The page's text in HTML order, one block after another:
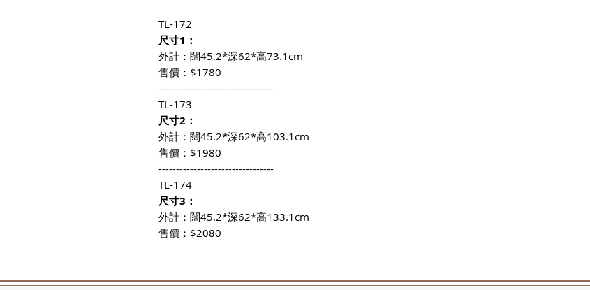
TL-172
尺寸1：
外計：闊45.2*深62*高73.1cm
售價：$1780
---------------------------------
TL-173
尺寸2：
外計：闊45.2*深62*高103.1cm
售價：$1980
---------------------------------
TL-174
尺寸3：
外計：闊45.2*深62*高133.1cm
售價：$2080